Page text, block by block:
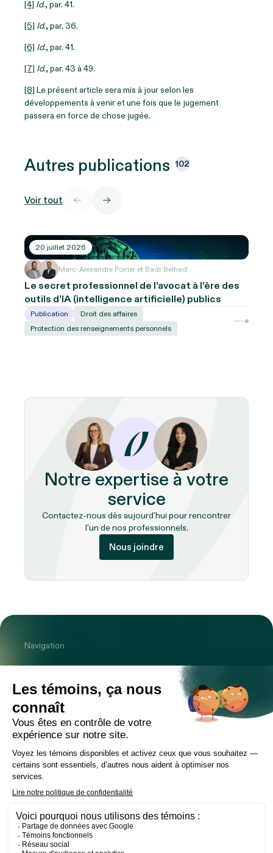
[4] Id., par. 41.
[5] Id., par. 36.
[6] Id., par. 41.
[7] Id., par. 43 à 49.
[8] Le présent article sera mis à jour selon les
développements à venir et une fois que le jugement
passera en force de chose jugée.
Autres publications 102
Voir tout
20 juillet 2026
Marc-Alexandre Poirier et Badr Belhad
Le secret professionnel de l’avocat à l’ère des
outils d’IA (intelligence artificielle) publics
Publication
Droit des affaires
Protection des renseignements personnels
Notre expertise à votre
service
Contactez-nous dès aujourd'hui pour rencontrer
l'un de nos professionnels.
Nous joindre
Navigation
Cabinet
Équipe
Expertises
Bureaux
Carrière
Transactions
Publications
Contact